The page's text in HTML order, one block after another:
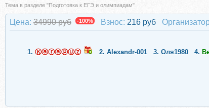
Тема в разделе "Подготовка к ЕГЭ и олимпиадам"
Цена: 34990 руб -100% Взнос: 216 руб
1. Ⓚⓐⓡⓐⓟⓤⓩ 2. Alexandr-001 3. Оля1980 4.